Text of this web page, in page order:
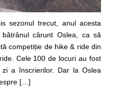
sezonul trecut, anul acesta
cărunt Oslea, ca să
competiție de hike & ride din
Cele 100 de locuri au fost
a înscrierilor. Dar la Oslea
[…]